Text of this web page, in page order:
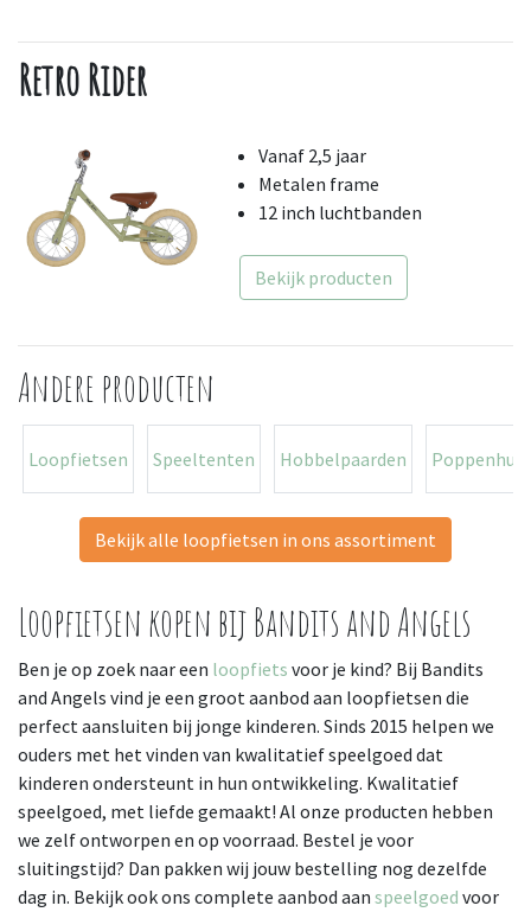
Retro Rider
Vanaf 2,5 jaar
Metalen frame
12 inch luchtbanden
Bekijk producten
Andere producten
Loopfietsen Speeltenten Hobbelpaarden
Bekijk alle loopfietsen in ons assortiment
Loopfietsen kopen bij Bandits and Angels
Ben je op zoek naar een loopfiets voor je kind? Bij Bandits
and Angels vind je een groot aanbod aan loopfietsen die
perfect aansluiten bij jonge kinderen. Sinds 2015 helpen we
ouders met het vinden van kwalitatief speelgoed dat
kinderen ondersteunt in hun ontwikkeling. Kwalitatief
speelgoed, met liefde gemaakt! Al onze producten hebben
we zelf ontworpen en op voorraad. Bestel je voor
sluitingstijd? Dan pakken wij jouw bestelling nog dezelfde
dag in. Bekijk ook ons complete aanbod aan speelgoed voor